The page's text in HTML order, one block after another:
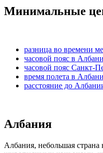
Минимальные
разница во времени
часовой пояс в
часовой пояс Санкт-
время полета в
расстояние до
Албания
Албания, небольшая